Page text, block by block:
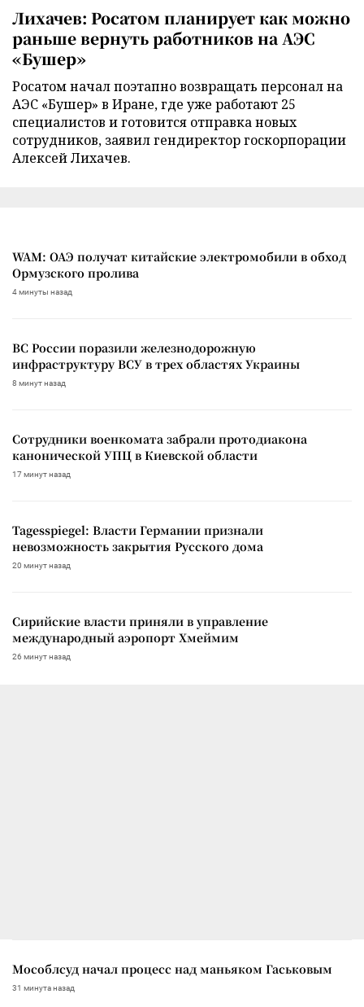
Лихачев: Росатом планирует как можно
раньше вернуть работников на АЭС
«Бушер»
Росатом начал поэтапно возвращать персонал на
АЭС «Бушер» в Иране, где уже работают 25
специалистов и готовится отправка новых
сотрудников, заявил гендиректор госкорпорации
Алексей Лихачев.
WAM: ОАЭ получат китайские электромобили в обход
Ормузского пролива
4 минуты назад
ВС России поразили железнодорожную
инфраструктуру ВСУ в трех областях Украины
8 минут назад
Сотрудники военкомата забрали протодиакона
канонической УПЦ в Киевской области
17 минут назад
Tagesspiegel: Власти Германии признали
невозможность закрытия Русского дома
20 минут назад
Сирийские власти приняли в управление
международный аэропорт Хмеймим
26 минут назад
Мособлсуд начал процесс над маньяком Гаськовым
31 минута назад